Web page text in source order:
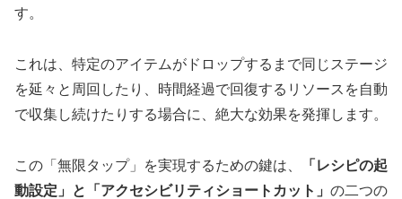
す。
これは、特定のアイテムがドロップするまで同じステージ
を延々と周回したり、時間経過で回復するリソースを自動
で収集し続けたりする場合に、絶大な効果を発揮します。
この「無限タップ」を実現するための鍵は、
「レシピの起
動設定」と「アクセシビリティショートカット」 の二つの